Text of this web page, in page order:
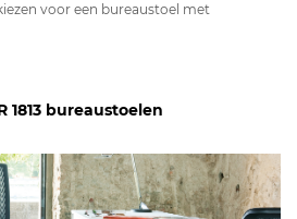
voor een bureaustoel met
1813 bureaustoelen